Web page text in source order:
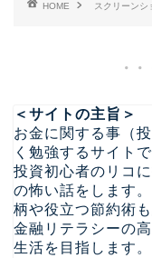
HOME スクリーン
＜サイトの主旨＞
お金に関する事（
く勉強するサイトで
投資初心者のリコ
の怖い話をします
柄や役立つ節約術も
金融リテラシーの
生活を目指します